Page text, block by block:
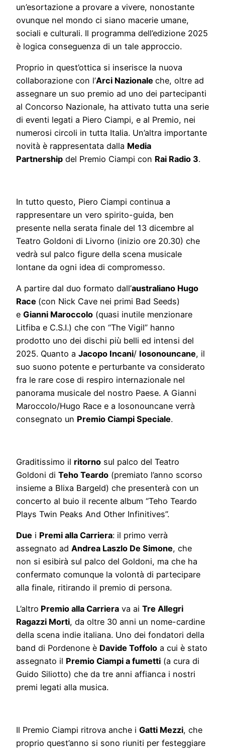
un’esortazione a provare a vivere, nonostante
ovunque nel mondo ci siano macerie umane,
sociali e culturali. Il programma dell’edizione 2025
è logica conseguenza di un tale approccio.
Proprio in quest’ottica si inserisce la nuova
collaborazione con l’Arci Nazionale che, oltre ad
assegnare un suo premio ad uno dei partecipanti
al Concorso Nazionale, ha attivato tutta una serie
di eventi legati a Piero Ciampi, e al Premio, nei
numerosi circoli in tutta Italia. Un’altra importante
novità è rappresentata dalla Media
Partnership del Premio Ciampi con Rai Radio 3.
In tutto questo, Piero Ciampi continua a
rappresentare un vero spirito-guida, ben
presente nella serata finale del 13 dicembre al
Teatro Goldoni di Livorno (inizio ore 20.30) che
vedrà sul palco figure della scena musicale
lontane da ogni idea di compromesso.
A partire dal duo formato dall’australiano Hugo
Race (con Nick Cave nei primi Bad Seeds)
e Gianni Maroccolo (quasi inutile menzionare
Litfiba e C.S.I.) che con “The Vigil” hanno
prodotto uno dei dischi più belli ed intensi del
2025. Quanto a Jacopo Incani/ Iosonouncane, il
suo suono potente e perturbante va considerato
fra le rare cose di respiro internazionale nel
panorama musicale del nostro Paese. A Gianni
Maroccolo/Hugo Race e a Iosonouncane verrà
consegnato un Premio Ciampi Speciale.
Graditissimo il ritorno sul palco del Teatro
Goldoni di Teho Teardo (premiato l’anno scorso
insieme a Blixa Bargeld) che presenterà con un
concerto al buio il recente album “Teho Teardo
Plays Twin Peaks And Other Infinitives”.
Due i Premi alla Carriera: il primo verrà
assegnato ad Andrea Laszlo De Simone, che
non si esibirà sul palco del Goldoni, ma che ha
confermato comunque la volontà di partecipare
alla finale, ritirando il premio di persona.
L’altro Premio alla Carriera va ai Tre Allegri
Ragazzi Morti, da oltre 30 anni un nome-cardine
della scena indie italiana. Uno dei fondatori della
band di Pordenone è Davide Toffolo a cui è stato
assegnato il Premio Ciampi a fumetti (a cura di
Guido Siliotto) che da tre anni affianca i nostri
premi legati alla musica.
Il Premio Ciampi ritrova anche i Gatti Mezzi, che
proprio quest’anno si sono riuniti per festeggiare